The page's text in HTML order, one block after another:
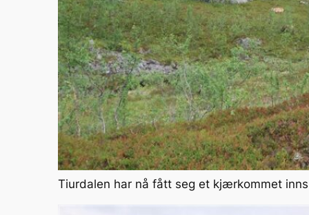
Tiurdalen har nå fått seg et kjærkommet